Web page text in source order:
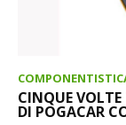
CINQUE VOLTE
DI POGACAR